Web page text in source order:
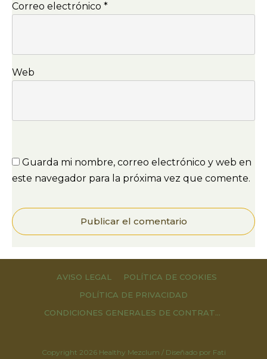
Correo electrónico *
Web
Guarda mi nombre, correo electrónico y web en
este navegador para la próxima vez que comente.
Publicar el comentario
AVISO LEGAL
POLÍTICA DE COOKIES
POLÍTICA DE PRIVACIDAD
CONDICIONES GENERALES DE CONTRATACIÓN Y DERECHOS DE DESESTIMIENTO
Copyright 2026Healthy Mezclum / Diseñado por Fati